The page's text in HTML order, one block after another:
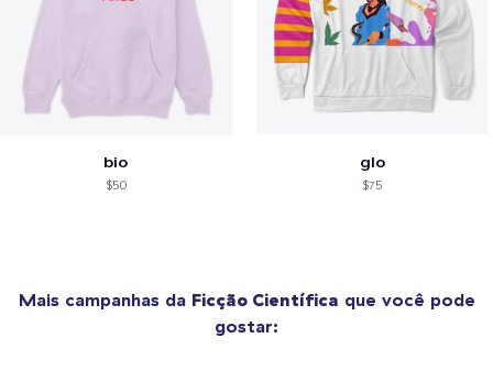
bio
$50
glo
$75
Mais campanhas da Ficção Científica que você pode
gostar: